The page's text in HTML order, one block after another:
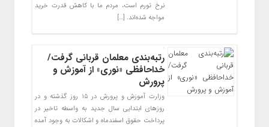
نرخ تورم است، مردم ما با کاهش قدرت خرید
مواجه شده‌اند. […]
رتبه‌بندی معلمان قربانی گرفت/
خداحافظی «نوری» از آموزش و
پرورش
وزارت آموزش و پرورش در ۱۵ روز گذشته و در
روزهای ابتدایی سال جدید به واسطه تاخیر در
پرداخت حقوق اسفندماه و اشکالات به وجود آمده